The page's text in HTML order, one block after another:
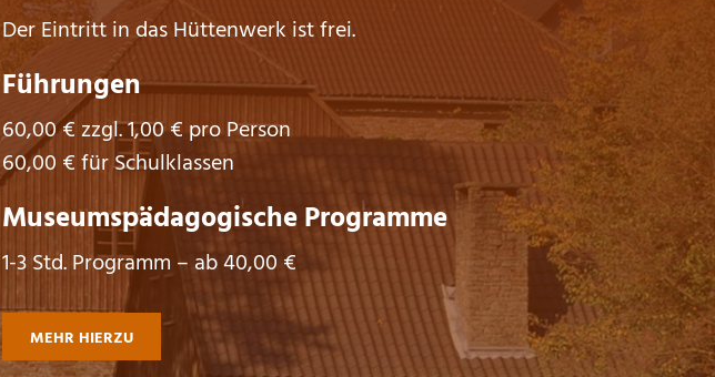
Der Eintritt in das Hüttenwerk ist frei.
Führungen
60,00 € zzgl. 1,00 € pro Person
60,00 € für Schulklassen
Museumspädagogische Programme
1-3 Std. Programm – ab 40,00 €
MEHR HIERZU